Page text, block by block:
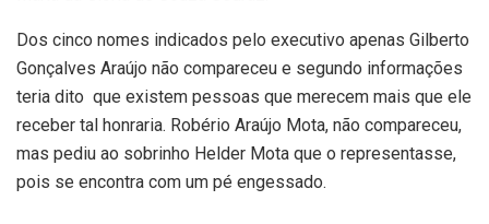
Dos cinco nomes indicados pelo executivo apenas Gilberto
Gonçalves Araújo não compareceu e segundo informações
teria dito que existem pessoas que merecem mais que ele
receber tal honraria. Robério Araújo Mota, não compareceu,
mas pediu ao sobrinho Helder Mota que o representasse,
pois se encontra com um pé engessado.